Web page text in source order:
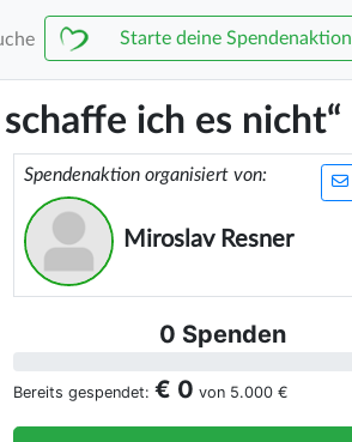
Starte deine Spendenaktion
ich es nicht“
Spendenaktion organisiert von:
Miroslav Resner
0 Spenden
Bereits gespendet: € 0 von 5.000 €